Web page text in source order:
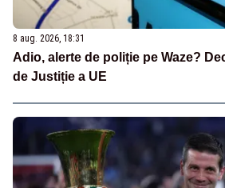
8 aug. 2026, 18:31
Adio, alerte de poliție pe Waze?
de Justiție a UE